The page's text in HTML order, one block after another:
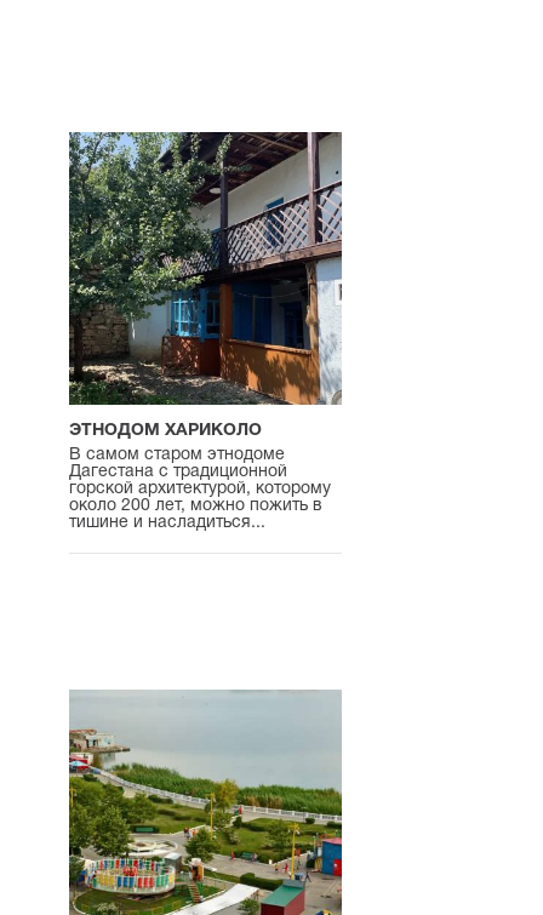
ЭТНОДОМ ХАРИКОЛО
В самом старом этнодоме
Дагестана с традиционной
горской архитектурой, которому
около 200 лет, можно пожить в
тишине и насладиться...